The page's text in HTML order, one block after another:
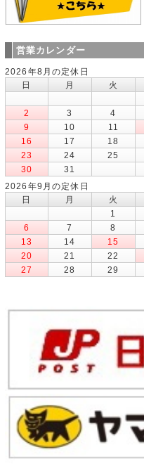
営業カレンダー
2026年8月の定休日
日
月 火
2
3 4
9
10 11
16
17 18
23
24 25
30
31
2026年9月の定休日
日
月 火
1
6
7 8
13
14 15
20
21 22
27
28 29